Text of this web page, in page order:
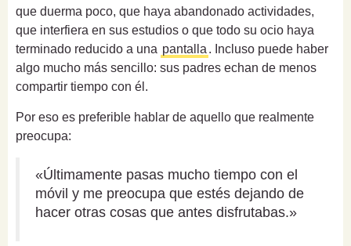
que duerma poco, que haya abandonado actividades,
que interfiera en sus estudios o que todo su ocio haya
terminado reducido a una pantalla . Incluso puede haber
algo mucho más sencillo: sus padres echan de menos
compartir tiempo con él.
Por eso es preferible hablar de aquello que realmente
preocupa:
«Últimamente pasas mucho tiempo con el
móvil y me preocupa que estés dejando de
hacer otras cosas que antes disfrutabas.»